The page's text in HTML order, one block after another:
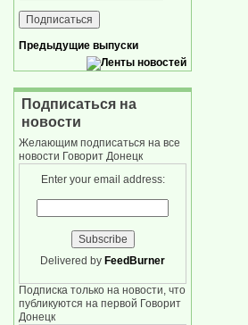
Предыдущие выпуски
Подписаться на
новости
Желающим подписаться на все
новости Говорит Донецк
Enter your email address:
Delivered by FeedBurner
Подписка только на новости, что
публикуются на первой Говорит
Донецк